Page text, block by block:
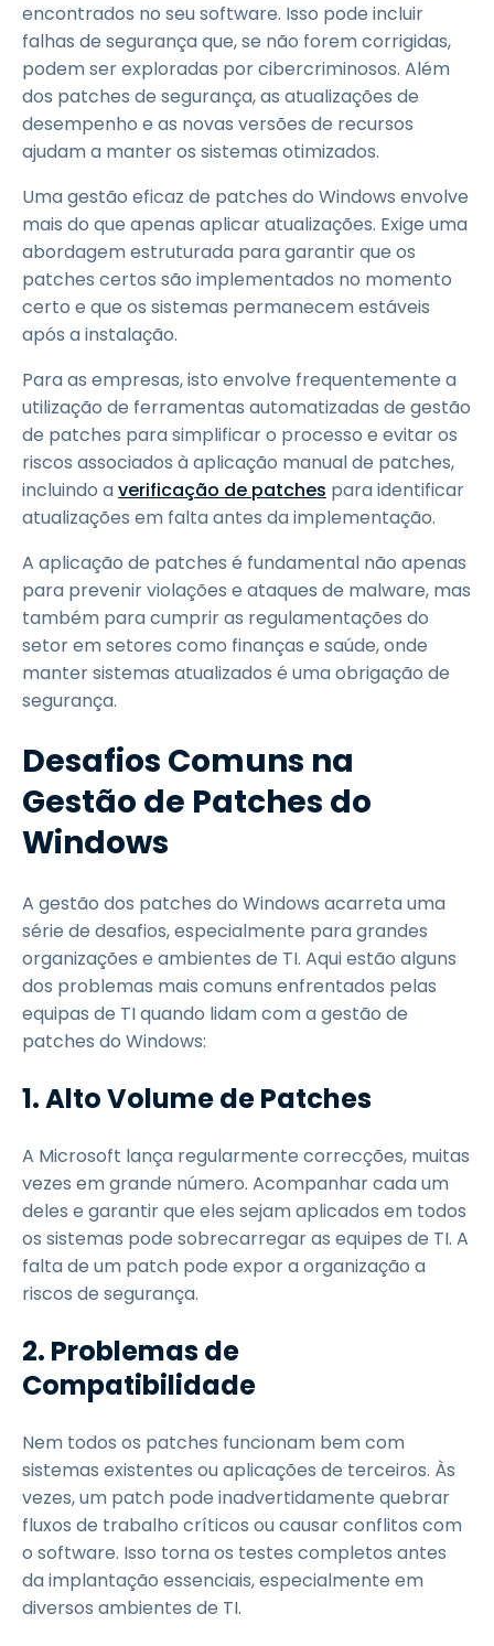
encontrados no seu software. Isso pode incluir
falhas de segurança que, se não forem corrigidas,
podem ser exploradas por cibercriminosos. Além
dos patches de segurança, as atualizações de
desempenho e as novas versões de recursos
ajudam a manter os sistemas otimizados.
Uma gestão eficaz de patches do Windows envolve
mais do que apenas aplicar atualizações. Exige uma
abordagem estruturada para garantir que os
patches certos são implementados no momento
certo e que os sistemas permanecem estáveis
após a instalação.
Para as empresas, isto envolve frequentemente a
utilização de ferramentas automatizadas de gestão
de patches para simplificar o processo e evitar os
riscos associados à aplicação manual de patches,
incluindo averificação de patches para identificar
atualizações em falta antes da implementação.
A aplicação de patches é fundamental não apenas
para prevenir violações e ataques de malware, mas
também para cumprir as regulamentações do
setor em setores como finanças e saúde, onde
manter sistemas atualizados é uma obrigação de
segurança.
Desafios Comuns na
Gestão de Patches do
Windows
A gestão dos patches do Windows acarreta uma
série de desafios, especialmente para grandes
organizações e ambientes de TI. Aqui estão alguns
dos problemas mais comuns enfrentados pelas
equipas de TI quando lidam com a gestão de
patches do Windows:
1. Alto Volume de Patches
A Microsoft lança regularmente correcções, muitas
vezes em grande número. Acompanhar cada um
deles e garantir que eles sejam aplicados em todos
os sistemas pode sobrecarregar as equipes de TI. A
falta de um patch pode expor a organização a
riscos de segurança.
2. Problemas de
Compatibilidade
Nem todos os patches funcionam bem com
sistemas existentes ou aplicações de terceiros. Às
vezes, um patch pode inadvertidamente quebrar
fluxos de trabalho críticos ou causar conflitos com
o software. Isso torna os testes completos antes
da implantação essenciais, especialmente em
diversos ambientes de TI.